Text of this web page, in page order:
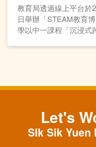
教育局透過線上平台於
日舉辦「STEAM教育
學以中一課程「沉浸式
Let's
SIk Sik Yuen